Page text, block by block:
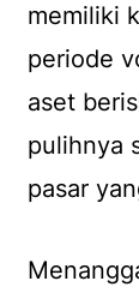
memiliki
periode
aset
pulihnya
pasar